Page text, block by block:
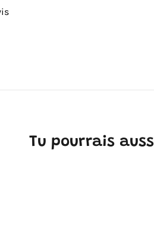
Tu pourrais